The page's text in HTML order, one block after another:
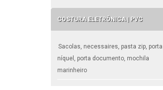
COSTURA ELETRÔNICA | PVC
Sacolas, necessaires, pasta zip, porta
níquel, porta documento, mochila
marinheiro